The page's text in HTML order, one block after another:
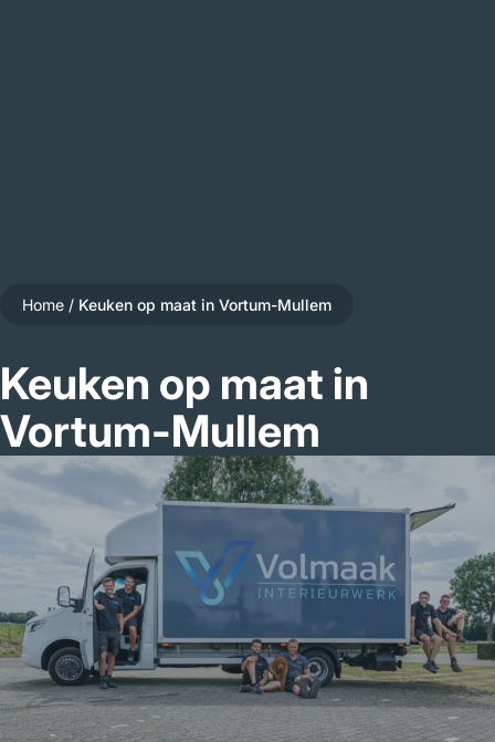
Home / Keuken op maat in Vortum-Mullem
Keuken op maat in
Vortum-Mullem